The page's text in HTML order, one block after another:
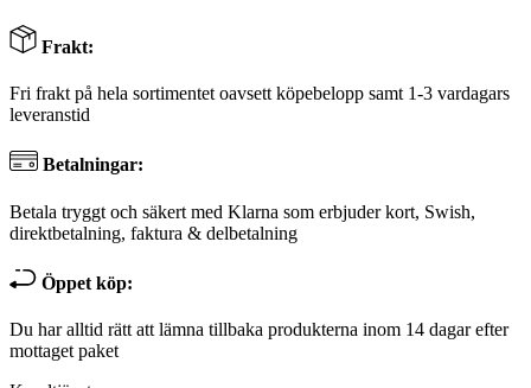
Frakt:
Fri frakt på hela sortimentet oavsett köpebelopp samt 1-3 vardagars
leveranstid
Betalningar:
Betala tryggt och säkert med Klarna som erbjuder kort, Swish,
direktbetalning, faktura & delbetalning
Öppet köp:
Du har alltid rätt att lämna tillbaka produkterna inom 14 dagar efter
mottaget paket